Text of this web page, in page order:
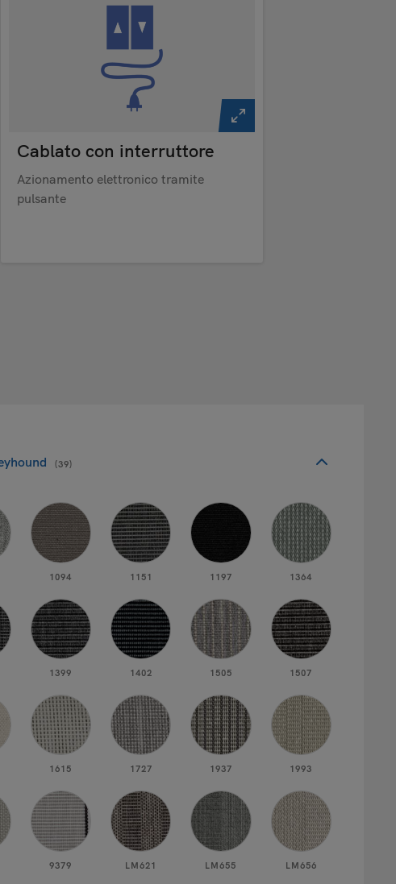
Cablato con interruttore
Azionamento elettronico tramite
pulsante
(39)
1094 1151 1197 1364
1399 1402 1505 1507
1615 1727 1937 1993
9379 LM621 LM655 LM656